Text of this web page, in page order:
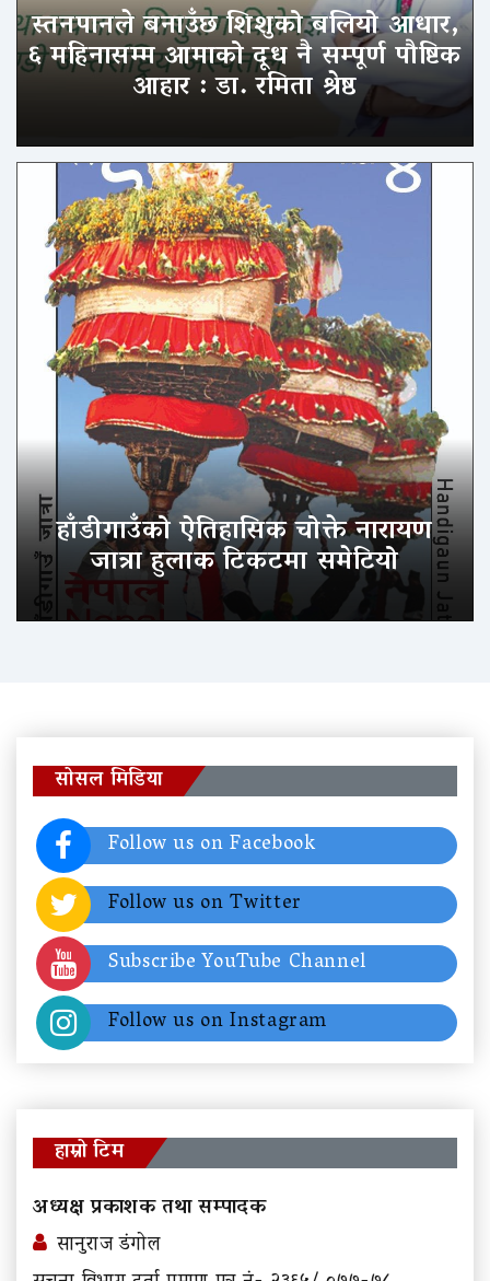
स्तनपानले बनाउँछ शिशुको बलियो आधार,
६ महिनासम्म आमाको दूध नै सम्पूर्ण पौष्टिक
आहार : डा. रमिता श्रेष्ठ
हाँडीगाउँको ऐतिहासिक चोक्ते नारायण
जात्रा हुलाक टिकटमा समेटियो
सोसल मिडिया
Follow us on Facebook
Follow us on Twitter
Subscribe YouTube Channel
Follow us on Instagram
हाम्रो टिम
अध्यक्ष प्रकाशक तथा सम्पादक
सानुराज डंगोल